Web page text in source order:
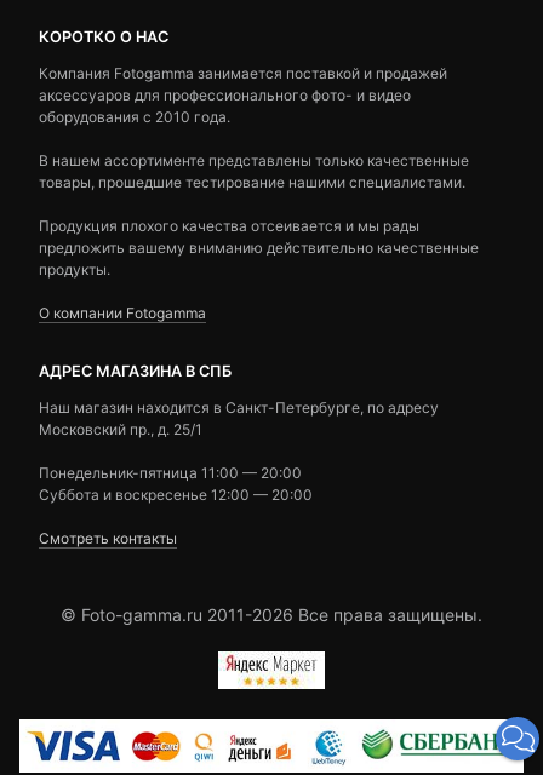
КОРОТКО О НАС
Компания Fotogamma занимается поставкой и продажей
аксессуаров для профессионального фото- и видео
оборудования с 2010 года.
В нашем ассортименте представлены только качественные
товары, прошедшие тестирование нашими специалистами.
Продукция плохого качества отсеивается и мы рады
предложить вашему вниманию действительно качественные
продукты.
О компании Fotogamma
АДРЕС МАГАЗИНА В СПБ
Наш магазин находится в Санкт-Петербурге, по адресу
Московский пр., д. 25/1
Понедельник-пятница 11:00 — 20:00
Суббота и воскресенье 12:00 — 20:00
Смотреть контакты
© Foto-gamma.ru 2011-2026 Все права защищены.